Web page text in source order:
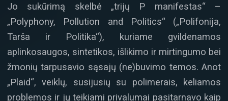
Jo sukūrimą skelbė „trijų P manifestas“ –
„Polyphony, Pollution and Politics“ („Polifonija,
Tarša ir Politika“), kuriame gvildenamos
aplinkosaugos, sintetikos, išlikimo ir mirtingumo bei
žmonių tarpusavio sąsajų (ne)buvimo temos. Anot
„Plaid“, veiklų, susijusių su polimerais, keliamos
problemos ir jų teikiami privalumai pasitarnavo kaip